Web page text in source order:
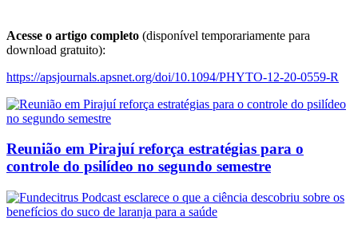
Acesse o artigo completo (disponível temporariamente para
download gratuito):
https://apsjournals.apsnet.org/doi/10.1094/PHYTO-12-20-0559-R
Reunião em Pirajuí reforça estratégias para o
controle do psilídeo no segundo semestre